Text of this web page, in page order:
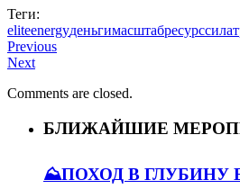
Теги:
eliteenergyденьгимасштабресурссила
Previous
Next
Comments are closed.
БЛИЖАЙШИЕ
⛰️ПОХОД В ГЛУБИНУ